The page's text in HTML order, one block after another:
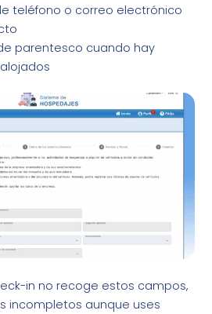
teléfono o correo electrónico
parentesco cuando hay
in no recoge estos campos,
incompletos aunque uses